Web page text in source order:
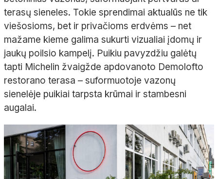
terasų sieneles. Tokie sprendimai aktualūs ne tik
viešosioms, bet ir privačioms erdvėms – net
mažame kieme galima sukurti vizualiai įdomų ir
jaukų poilsio kampelį. Puikiu pavyzdžiu galėtų
tapti Michelin žvaigžde apdovanoto Demolofto
restorano terasa – suformuotoje vazonų
sienelėje puikiai tarpsta krūmai ir stambesni
augalai.